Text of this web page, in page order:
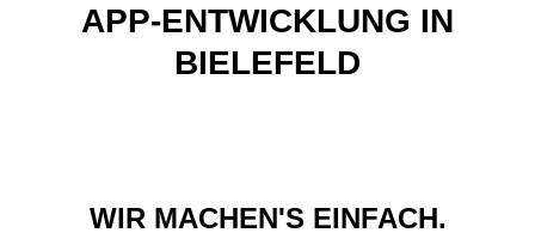
APP-ENTWICKLUNG IN
BIELEFELD
WIR MACHEN'S EINFACH.